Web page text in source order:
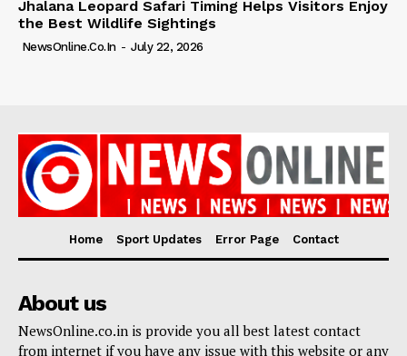
Jhalana Leopard Safari Timing Helps Visitors Enjoy
the Best Wildlife Sightings
NewsOnline.co.in - July 22, 2026
Home Sport Updates Error Page Contact
About us
NewsOnline.co.in is provide you all best latest contact
from internet if you have any issue with this website or any